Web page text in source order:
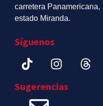
carretera Panamericana,
estado Miranda.
Síguenos
Sugerencias